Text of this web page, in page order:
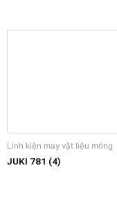
Linh kiện may vật liệu mỏng
JUKI 781 (4)